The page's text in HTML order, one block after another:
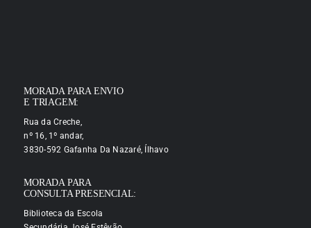
MORADA PARA ENVIO
E TRIAGEM:
Rua da Creche,
nº 16, 1º andar,
3830-592 Gafanha Da Nazaré, Ílhavo
MORADA PARA
CONSULTA PRESENCIAL:
Biblioteca da Escola